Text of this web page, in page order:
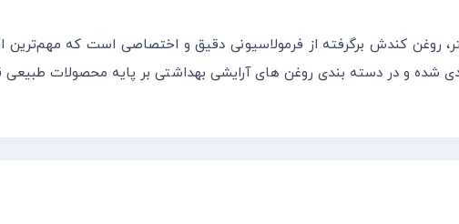
و مو گیاهی مدل کندش حجم ۳۰ میلی لیتر، روغن کندش برگرفته از فرمولاسیونی دقیق و
و در دسته بندی روغن های آرایشی بهداشتی بر پایه محصولات طبیعی